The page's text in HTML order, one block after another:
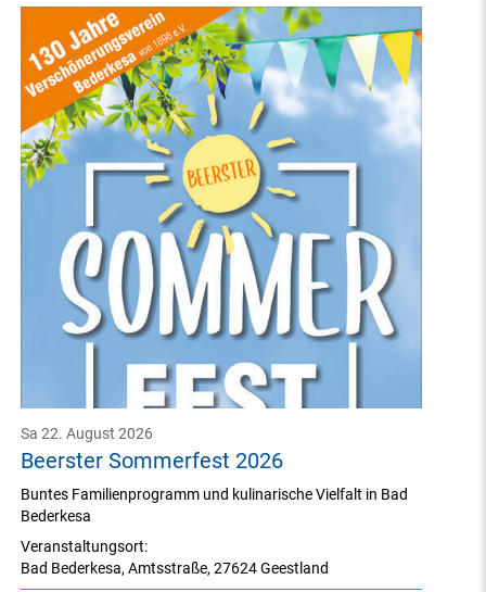
Beerster Sommerfest 2026
Sa 22. August 2026
Veranstaltungsort:
Bad Bederkesa,Amtsstraße,27624 Geestland
Buntes Familienprogramm und kulinarische Vielfalt in Bad
Bederkesa